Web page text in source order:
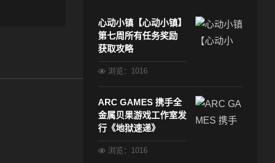
心动小镇【心动小镇】
第七周所有任务奖励
获取攻略
浏览：1016
ARC GAMES 携手全
金属贝果游戏工作室发
行《地狱速递》
浏览：1016